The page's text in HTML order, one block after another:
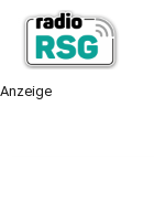
Anzeige